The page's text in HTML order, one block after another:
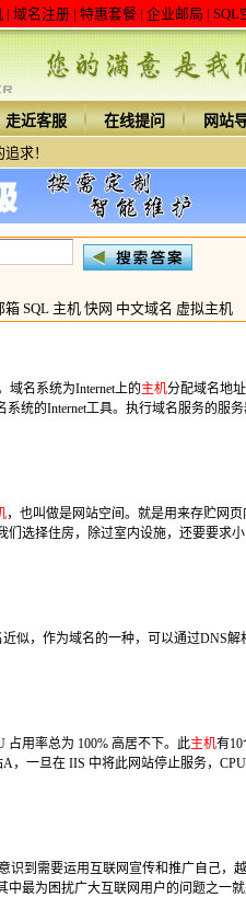
| 域名注册| 特惠套餐| 企业邮局 | SQL
走近客服 在线提问
网站
求！
箱 SQL 主机 快网 中文域名 虚拟主机
域名系统为Internet上的主机分配域名地
统的Internet工具。执行域名服务的服
，也叫做是网站空间。就是用来存贮网页
选择住房，除过室内设施，还要要求
似，作为域名的一种，可以通过DNS解
占用率总为 100% 高居不下。此主机有
A，一旦在 IIS 中将此网站停止服务，
识到需要运用互联网宣传和推广自己，
最为困扰广大互联网用户的问题之一